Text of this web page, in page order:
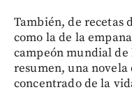
También, de recetas
como la de la
campeón mundial de
resumen, una novela
concentrado de la